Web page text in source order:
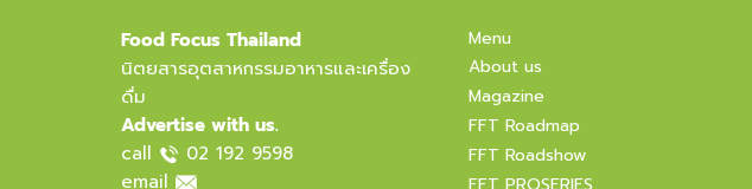
Food Focus Thailand
นิตยสารอุตสาหกรรมอาหารและเครื่อง
ดื่ม
Advertise with us.
call
02 192 9598
email
Menu
About us
Magazine
FFT Roadmap
FFT Roadshow